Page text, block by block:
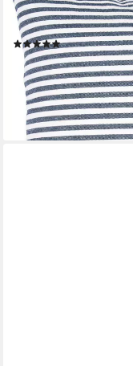
Dekokissen MARINA,
maritim, 1 Stück
(1)
ab 24,94 € UVP39,95 €
-38%
lieferbar - in 6-8